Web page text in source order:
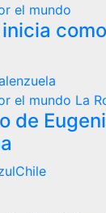
el mundo
el mundo La
de